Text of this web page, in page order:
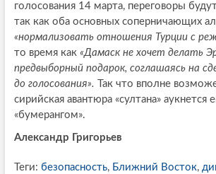
голосования 14 марта, переговоры
так как оба основных соперничающих
«нормализовать отношения Турции с
то время как «Дамаск не хочет делать
предвыборный подарок, соглашаясь на
до голосования».
Так что вполне
сирийская авантюра «султана» аукнется
«бумерангом».
Александр Григорьев
Теги: безопасность, Ближний Восток,